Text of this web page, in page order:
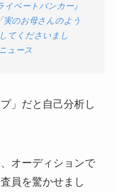
イベートバンカー』
実のお母さんのよう
てくださいまし
ュース
」だと自己分析し
オーディションで
員を驚かせまし